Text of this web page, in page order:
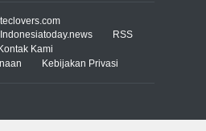
penawaran ke 4,48
miliar dolar
Indonesiatoday.news
RSS
Kontak Kami
Kebijakan Privasi